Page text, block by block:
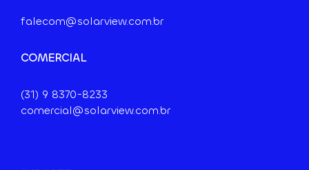
falecom@solarview.com.br
COMERCIAL
(31) 9 8370-8233
comercial@solarview.com.br